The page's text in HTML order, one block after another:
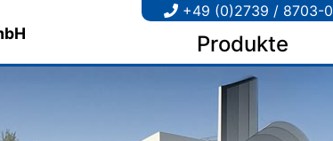
Produkte
+49 (0)2739 / 8703-0